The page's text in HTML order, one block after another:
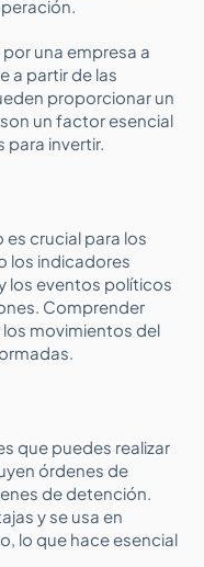
una empresa a
a partir de las
proporcionar un
un factor esencial
para invertir.
crucial para los
los indicadores
los eventos políticos
Comprender
movimientos del
que puedes realizar
órdenes de
de detención.
y se usa en
lo que hace esencial